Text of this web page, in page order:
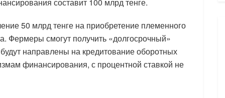
50 млрд тенге на приобретение племенного
Фермеры смогут получить «долгосрочный»
направлены на кредитование оборотных
финансирования, с процентной ставкой не